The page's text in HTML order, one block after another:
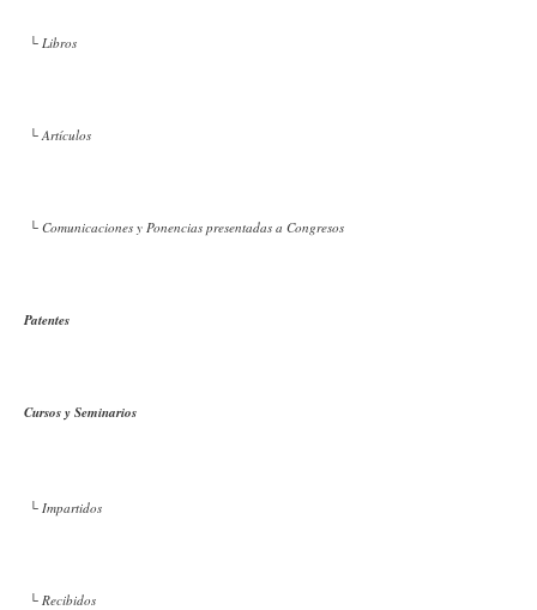
└ Libros
└ Artículos
└ Comunicaciones y Ponencias presentadas a Congresos
Patentes
Cursos y Seminarios
└ Impartidos
└ Recibidos